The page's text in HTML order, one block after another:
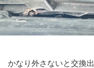
かなり外さないと交換